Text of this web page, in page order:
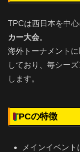
TPCは西日本を中
カー大会。
海外トーナメント
しており、毎シー
します。
TPCの特徴
メインイベン